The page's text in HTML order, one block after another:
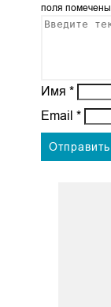
поля помечены
Имя *
Email *